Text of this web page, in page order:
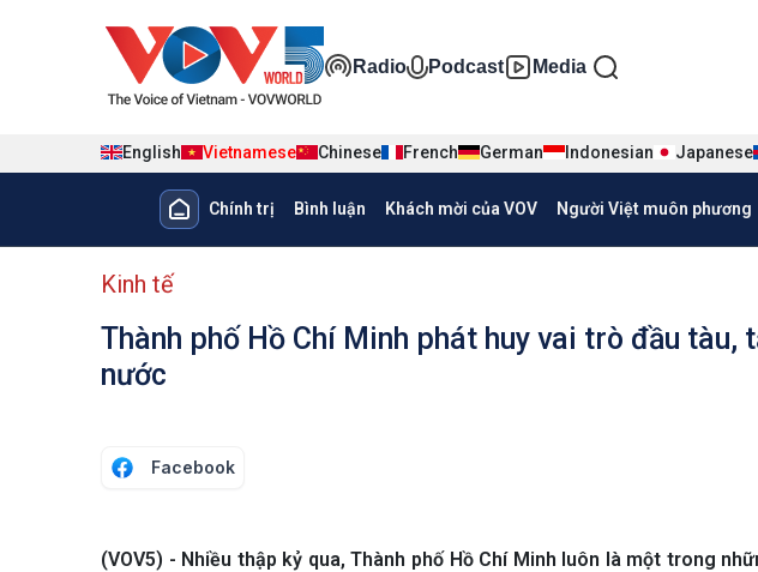
Đa phương tiện tiếng Việt
Radio Podcast Media
English Vietnamese Chinese French German Indonesian Japanese
Main navigation
Chính trị Bình luận Khách mời của VOV Người Việt muôn phương
menu phụ tiếng Việt
Kinh tế
Thành phố Hồ Chí Minh phát huy vai trò đầu
nước
Facebook
(VOV5) - Nhiều thập kỷ qua, Thành phố Hồ Chí Minh luôn là một trong